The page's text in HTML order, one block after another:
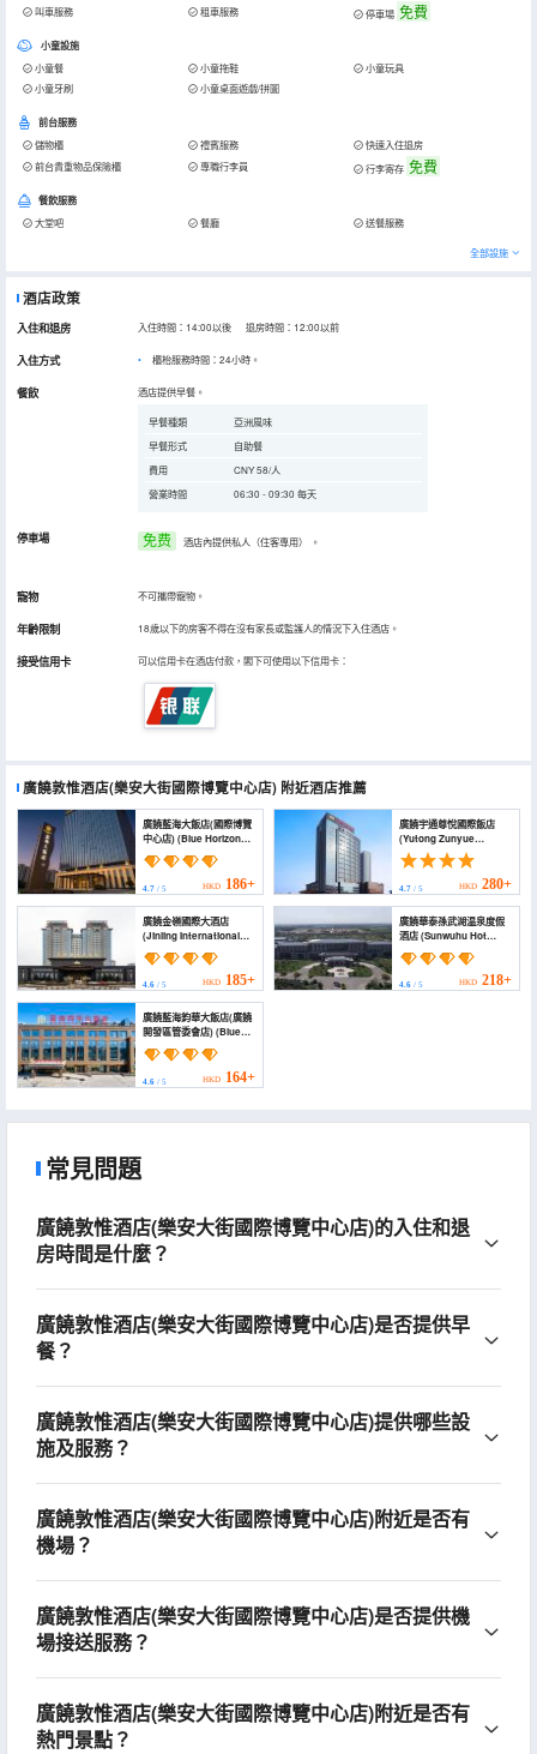
叫車服務 租車服務 停車場 免費
小童設施
小童餐 小童拖鞋
小童玩具
小童牙刷
小童桌面遊戲/拼圖
前台服務
儲物櫃 禮賓服務
快速入住退房
前台貴重物品保險櫃
專職行李員 行李寄存 免費
餐飲服務
大堂吧 餐廳 送餐服務
全部設施
酒店政策
入住和退房 入住時間：14:00以後 退房時間：12:00以前
入住方式 櫃枱服務時間：24小時。
餐飲 酒店提供早餐。
早餐種類
亞洲風味
早餐形式
自助餐
費用
CNY 58/人
營業時間
06:30 - 09:30 每天
停車場 免费 酒店內提供私人（住客專用） 。
寵物 不可攜帶寵物。
年齡限制 18歲以下的房客不得在沒有家長或監護人的情況下入住酒店。
接受信用卡 可以信用卡在酒店付款，閣下可使用以下信用卡：
廣饒敦惟酒店(樂安大街國際博覽中心店) 附近酒店推薦
廣饒藍海大飯店(國際博覽
中心店) (Blue Horizon
Hotel Guangrao)
4.7 / 5 HKD 186+
廣饒宇通尊悅國際飯店
(Yutong Zunyue
International Hotel)
4.7/ 5 HKD 280+
廣饒金嶺國際大酒店
(Jinling International
Hotel)
4.6 / 5 HKD 185+
廣饒華泰孫武湖温泉度假
酒店 (Sunwuhu Hot
Spring Holiday Hotel)
4.6/ 5 HKD 218+
廣饒藍海鈞華大飯店(廣饒
開發區管委會店) (Blue
Horizon Jun Hua Hotel
(Guangrao
Development Zone
Management
4.6 / 5 HKD 164+
常見問題
廣饒敦惟酒店(樂安大街國際博覽中心店)的入住和退
房時間是什麼？
廣饒敦惟酒店(樂安大街國際博覽中心店)是否提供早
餐？
廣饒敦惟酒店(樂安大街國際博覽中心店)提供哪些設
施及服務？
廣饒敦惟酒店(樂安大街國際博覽中心店)附近是否有
機場？
廣饒敦惟酒店(樂安大街國際博覽中心店)是否提供機
場接送服務？
廣饒敦惟酒店(樂安大街國際博覽中心店)附近是否有
熱門景點？